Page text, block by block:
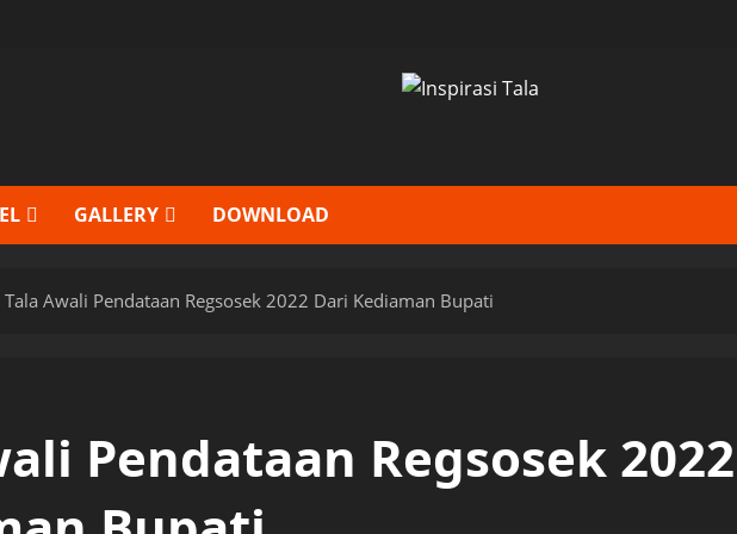
GALLERY DOWNLOAD
Tala Awali Pendataan Regsosek 2022 Dari Kediaman Bupati
Pendataan Regsosek 2022